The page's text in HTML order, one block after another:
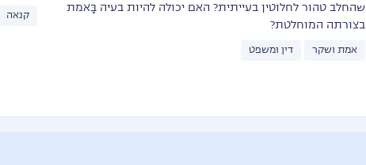
שהחלב טהור לחלוטין בעייתית? האם יכולה להיות בעיה בָּאמת
בצורתה המוחלטת?
אמת ושקר דין ומשפט
קנאה